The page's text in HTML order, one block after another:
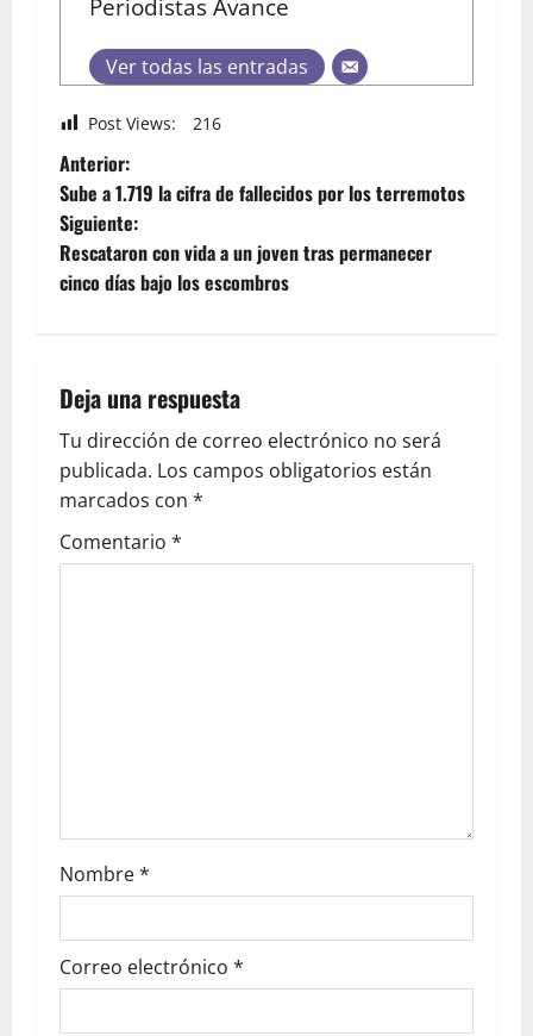
Periodistas Avance
Ver todas las entradas
Post Views: 216
Anterior:
Sube a 1.719 la cifra de fallecidos por los terremotos
Siguiente:
Rescataron con vida a un joven tras permanecer
cinco días bajo los escombros
Deja una respuesta
Tu dirección de correo electrónico no será
publicada. Los campos obligatorios están
marcados con *
Comentario *
Nombre*
Correo electrónico *